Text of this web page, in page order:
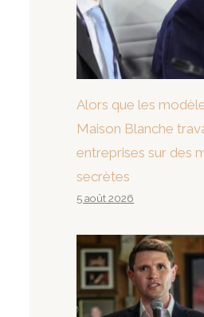
Alors que les
Maison Blanche
entreprises sur des
secrètes
5 août 2026